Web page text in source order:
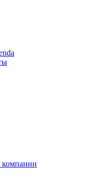
компании